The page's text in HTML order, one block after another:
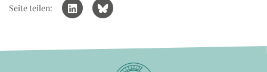
Seite teilen: